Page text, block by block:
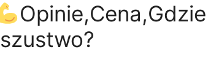
Opinie,Cena,Gdzie